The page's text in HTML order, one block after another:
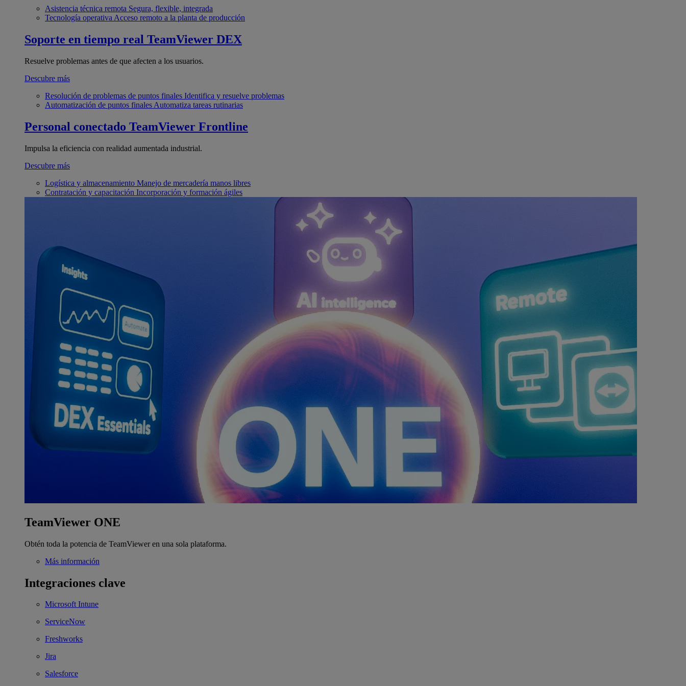
Asistencia técnica remota Segura, flexible, integrada
Tecnología operativa Acceso remoto a la planta de producción
Soporte en tiempo real TeamViewer DEX
Resuelve problemas antes de que afecten a los usuarios.
Descubre más
Resolución de problemas de puntos finales Identifica y resuelve problemas
Automatización de puntos finales Automatiza tareas rutinarias
Personal conectado TeamViewer Frontline
Impulsa la eficiencia con realidad aumentada industrial.
Descubre más
Logística y almacenamiento Manejo de mercadería manos libres
Contratación y capacitación Incorporación y formación ágiles
TeamViewer ONE
Obtén toda la potencia de TeamViewer en una sola plataforma.
Más información
Integraciones clave
Microsoft Intune
ServiceNow
Freshworks
Jira
Salesforce